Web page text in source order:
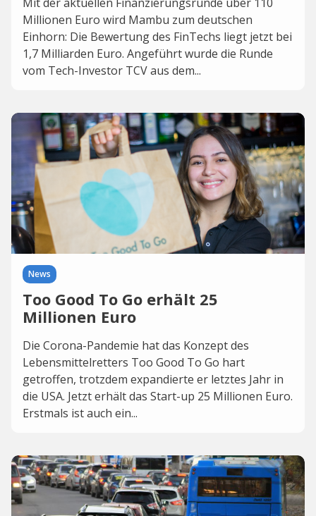
Millionen Euro wird Mambu zum deutschen
Einhorn: Die Bewertung des FinTechs liegt jetzt bei
1,7 Milliarden Euro. Angeführt wurde die Runde
vom Tech-Investor TCV aus dem...
News
Too Good To Go erhält 25
Millionen Euro
Die Corona-Pandemie hat das Konzept des
Lebensmittelretters Too Good To Go hart
getroffen, trotzdem expandierte er letztes Jahr in
die USA. Jetzt erhält das Start-up 25 Millionen Euro.
Erstmals ist auch ein...